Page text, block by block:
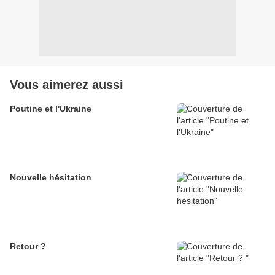
Vous aimerez aussi
Poutine et l'Ukraine
Nouvelle hésitation
Retour ?